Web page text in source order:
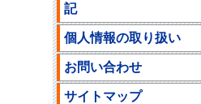
記
個人情報の取り扱い
お問い合わせ
サイトマップ